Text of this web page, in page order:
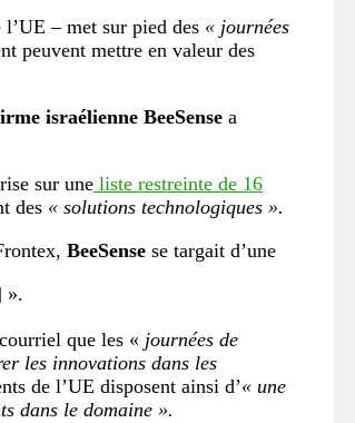
– met sur pied des « journées
peuvent mettre en valeur des
israélienne BeeSense a
sur une liste restreinte de 16
des « solutions technologiques ».
BeeSensese targait d’une
».
que les « journées de
les innovations dans les
de l’UE disposent ainsi d’« une
dans le domaine ».